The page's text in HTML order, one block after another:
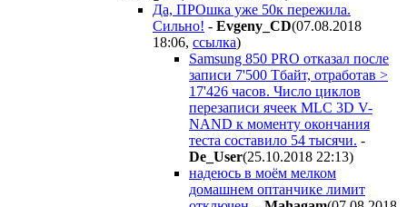
Да, ПРОшка уже 50к пережила.
Сильно! - Evgeny_CD(07.08.2018
18:06, ссылка)
Samsung 850 PRO отказал после
записи 7'500 Тбайт, отработав >
17'426 часов. Число циклов
перезаписи ячеек MLC 3D V-
NAND к моменту окончания
теста составило 54 тысячи. -
De_User(25.10.2018 22:13)
надеюсь в моём мелком
домашнем оптанчике лимит